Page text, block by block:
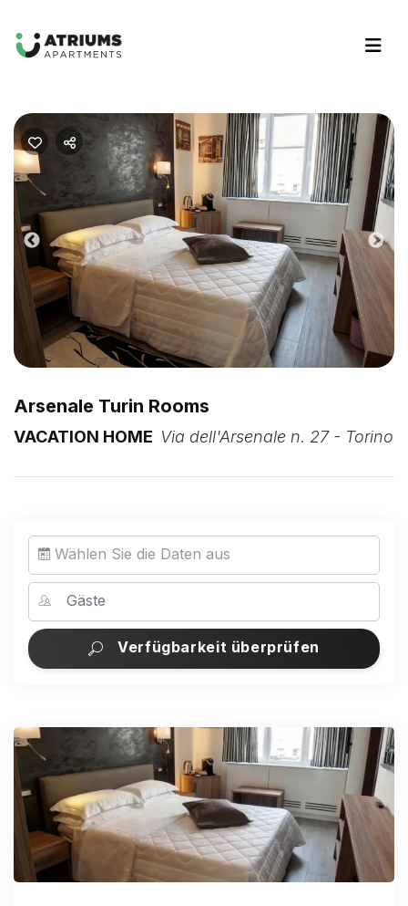
Previous
Arsenale Turin Rooms
VACATION HOME Via dell'Arsenale n. 27 - Torino
Wählen Sie die Daten aus
Verfügbarkeit überprüfen